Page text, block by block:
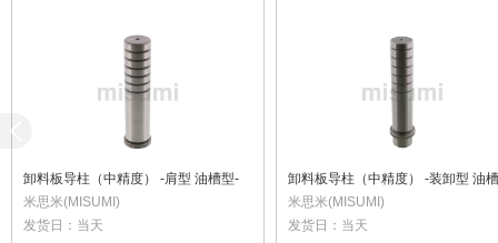
卸料板导柱（中精度） -肩型 油槽型-
米思米(MISUMI)
发货日： 当天
卸料板导柱（中精度） -装卸型 油
米思米(MISUMI)
发货日： 当天